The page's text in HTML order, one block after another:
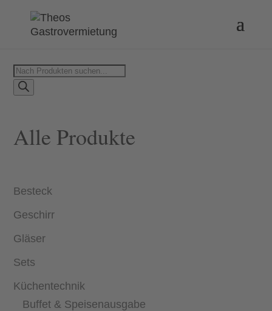
Products
search
Alle Produkte
Besteck
Geschirr
Gläser
Sets
Küchentechnik
Buffet & Speisenausgabe